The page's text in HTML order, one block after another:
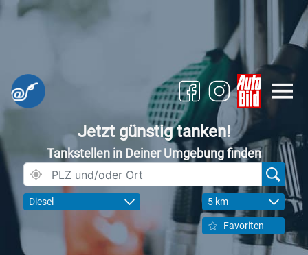
Jetzt günstig tanken!
Tankstellen in Deiner Umgebung finden
Diesel 5 km
Favoriten